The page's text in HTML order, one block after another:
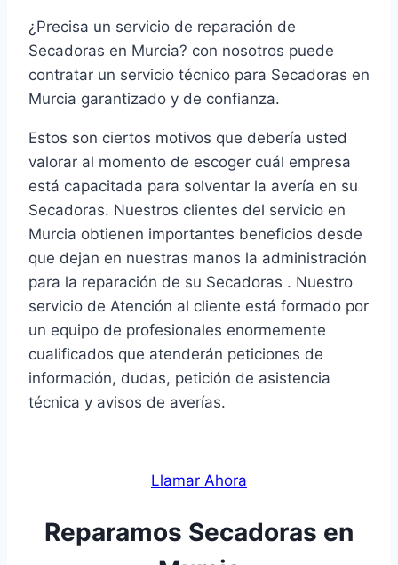
¿Precisa un servicio de reparación de
Secadoras en Murcia? con nosotros puede
contratar un servicio técnico para Secadoras en
Murcia garantizado y de confianza.
Estos son ciertos motivos que debería usted
valorar al momento de escoger cuál empresa
está capacitada para solventar la avería en su
Secadoras. Nuestros clientes del servicio en
Murcia obtienen importantes beneficios desde
que dejan en nuestras manos la administración
para la reparación de su Secadoras . Nuestro
servicio de Atención al cliente está formado por
un equipo de profesionales enormemente
cualificados que atenderán peticiones de
información, dudas, petición de asistencia
técnica y avisos de averías.
Llamar Ahora
Reparamos Secadoras en